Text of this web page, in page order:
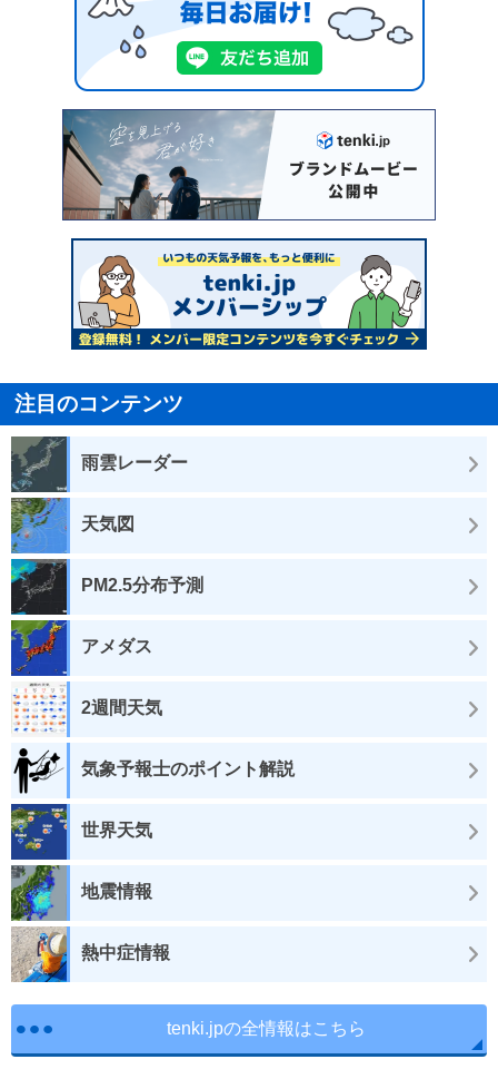
注目のコンテンツ
雨雲レーダー
天気図
PM2.5分布予測
アメダス
2週間天気
気象予報士のポイント解説
世界天気
地震情報
熱中症情報
tenki.jpの全情報はこちら